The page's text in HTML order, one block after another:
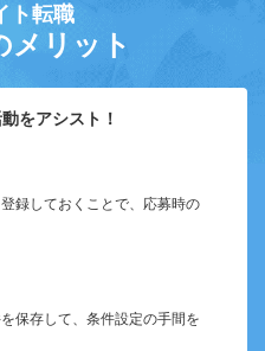
ト転職
メリット
をアシスト！
録しておくことで、応募時の
保存して、条件設定の手間を